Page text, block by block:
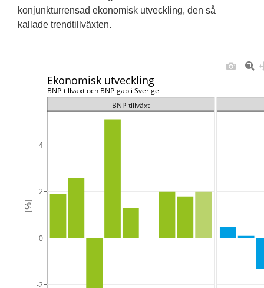
konjunkturrensad ekonomisk utveckling, den så
kallade trendtillväxten.
-2
0
2
4
Ekonomisk utveckling
BNP-tillväxt och BNP-gap i Sverige
[%]
BNP-tillväxt